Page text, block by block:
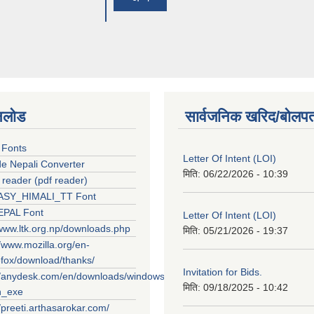
Nepali Converter
reader (pdf reader)
Font
Font
downloads.php
en-
download/thanks/
en/downloads/windows?
सार्वजनिक खरिद/
Letter Of Intent (LOI)
मिति: 06/22/2026 - 10:39
Letter Of Intent (LOI)
मिति: 05/21/2026 - 19:37
Invitation for Bids.
मिति: 09/18/2025 - 10:42